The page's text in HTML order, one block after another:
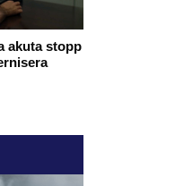
akuta stopp